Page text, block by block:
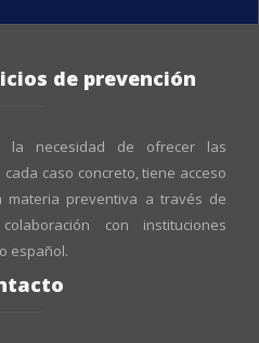
de prevención
la necesidad de ofrecer las
caso concreto, tiene acceso
preventiva a través de
con instituciones
español.